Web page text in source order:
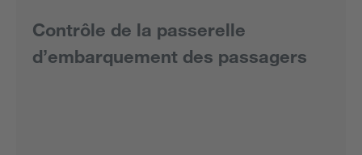
Contrôle de la passerelle
d’embarquement des passagers